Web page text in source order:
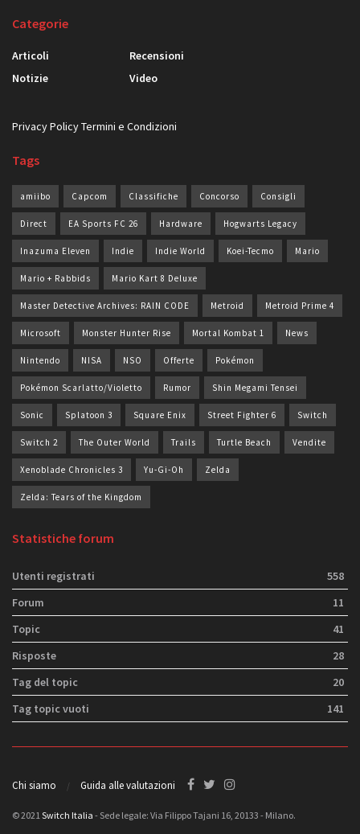
Categorie
Articoli
Notizie
Recensioni
Video
Privacy PolicyTermini e Condizioni
Tags
amiibo Capcom Classifiche Concorso Consigli
Direct EA Sports FC 26 Hardware Hogwarts Legacy
Inazuma Eleven Indie Indie World Koei-Tecmo Mario
Mario + Rabbids Mario Kart 8 Deluxe
Master Detective Archives: RAIN CODE Metroid Metroid Prime 4
Microsoft Monster Hunter Rise Mortal Kombat 1 News
Nintendo NISA NSO Offerte Pokémon
Pokémon Scarlatto/Violetto Rumor Shin Megami Tensei
Sonic Splatoon 3 Square Enix Street Fighter 6 Switch
Switch 2 The Outer World Trails Turtle Beach Vendite
Xenoblade Chronicles 3 Yu-Gi-Oh Zelda
Zelda: Tears of the Kingdom
Statistiche forum
Utenti registrati
558
Forum
11
Topic
41
Risposte
28
Tag del topic
20
Tag topic vuoti
141
Chi siamo Guida alle valutazioni
© 2021 Switch Italia - Sede legale: Via Filippo Tajani 16, 20133 - Milano.